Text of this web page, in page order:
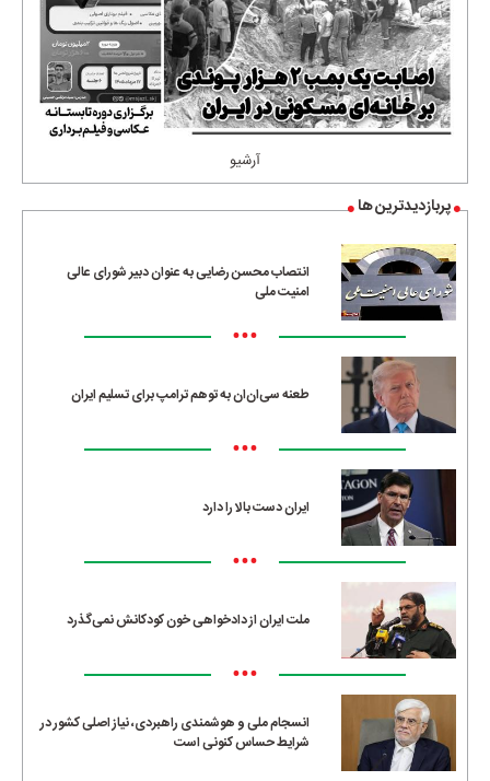
آرشیو
پربازدیدترین ها
انتصاب محسن رضایی به عنوان دبیر شورای عالی
امنیت ملی
•••
طعنه سی‌ان‌ان به توهم ترامپ برای تسلیم ایران
•••
ایران دست بالا را دارد
•••
ملت ایران از دادخواهی خون کودکانش نمی‌گذرد
•••
انسجام ملی و هوشمندی راهبردی، نیاز اصلی کشور در
شرایط حساس کنونی است